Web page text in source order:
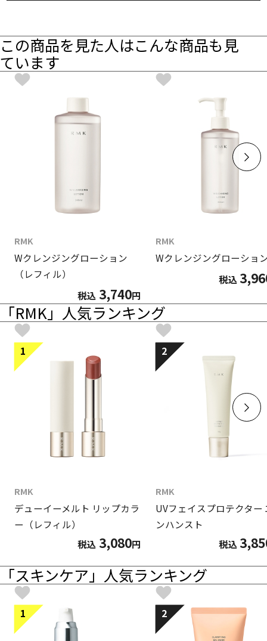
この商品を見た人はこんな商品も見
ています
RMK
Wクレンジングローション
（レフィル）
税込 3,740円
RMK
Wクレンジングローショ
税込
「RMK」人気ランキング
1
RMK
デューイーメルト リップカラ
ー（レフィル）
税込 3,080円
2
RMK
UVフェイスプロテクター
ンハンスト
税込
「スキンケア」人気ランキング
1 2